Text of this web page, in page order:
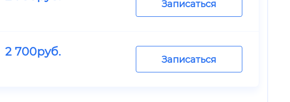
Записаться
2 700руб.
Записаться